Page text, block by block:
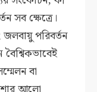
সব ক্ষেত্রে।
জলবায়ু পরিবর্তন
বা